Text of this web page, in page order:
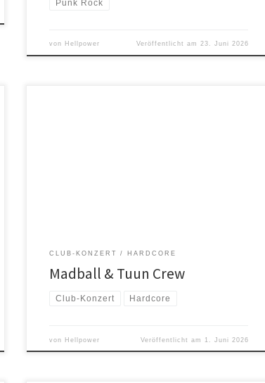
Punk Rock
von Hellpower Veröffentlicht am 23. Juni 2026
CLUB-KONZERT HARDCORE
Madball & Tuun Crew
Club-Konzert Hardcore
von Hellpower Veröffentlicht am 1. Juni 2026